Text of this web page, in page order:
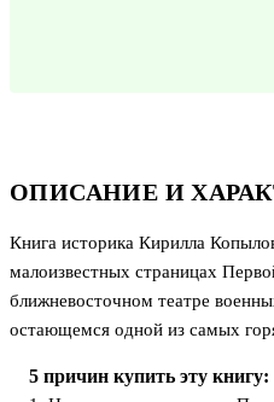
ОПИСАНИЕ И
Книга историка Кирилла
малоизвестных страницах
ближневосточном театре
остающемся одной из самых
5 причин купить эту книгу: